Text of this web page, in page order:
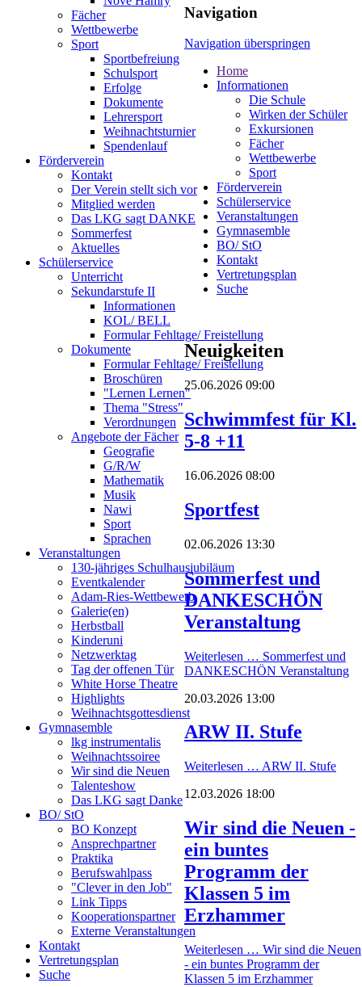
Fächer
Wettbewerbe
Sport
Sportbefreiung
Schulsport
Erfolge
Dokumente
Lehrersport
Weihnachtsturnier
Spendenlauf
Förderverein
Kontakt
Der Verein stellt sich vor
Mitglied werden
Das LKG sagt DANKE
Sommerfest
Aktuelles
Schülerservice
Unterricht
Sekundarstufe II
Informationen
KOL/ BELL
Formular Fehltage/ Freistellung
Dokumente
Formular Fehltage/ Freistellung
Broschüren
"Lernen Lernen"
Thema "Stress"
Verordnungen
Angebote der Fächer
Geografie
G/R/W
Mathematik
Musik
Nawi
Sport
Sprachen
Veranstaltungen
130-jähriges Schulhausjubiläum
Eventkalender
Adam-Ries-Wettbewerb
Galerie(en)
Herbstball
Kinderuni
Netzwerktag
Tag der offenen Tür
White Horse Theatre
Highlights
Weihnachtsgottesdienst
Gymnasemble
lkg instrumentalis
Weihnachtssoiree
Wir sind die Neuen
Talenteshow
Das LKG sagt Danke
BO/ StO
BO Konzept
Ansprechpartner
Praktika
Berufswahlpass
"Clever in den Job"
Link Tipps
Kooperationspartner
Externe Veranstaltungen
Kontakt
Vertretungsplan
Suche
Navigation
Navigation überspringen
Home
Informationen
Die Schule
Wirken der Schüler
Exkursionen
Fächer
Wettbewerbe
Sport
Förderverein
Schülerservice
Veranstaltungen
Gymnasemble
BO/ StO
Kontakt
Vertretungsplan
Suche
Neuigkeiten
25.06.2026 09:00
Schwimmfest für Kl.
5-8 +11
16.06.2026 08:00
Sportfest
02.06.2026 13:30
Sommerfest und
DANKESCHÖN
Veranstaltung
Weiterlesen … Sommerfest und
DANKESCHÖN Veranstaltung
20.03.2026 13:00
ARW II. Stufe
Weiterlesen … ARW II. Stufe
12.03.2026 18:00
Wir sind die Neuen -
ein buntes
Programm der
Klassen 5 im
Erzhammer
Weiterlesen … Wir sind die Neuen
- ein buntes Programm der
Klassen 5 im Erzhammer